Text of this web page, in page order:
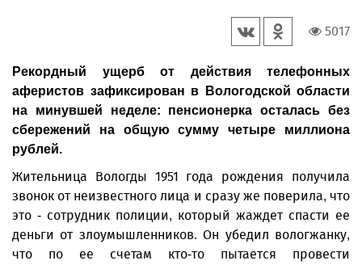
5017
Рекордный ущерб от действия телефонных
аферистов зафиксирован в Вологодской области
на минувшей неделе: пенсионерка осталась без
сбережений на общую сумму четыре миллиона
рублей.
Жительница Вологды 1951 года рождения получила
звонок от неизвестного лица и сразу же поверила, что
это - сотрудник полиции, который жаждет спасти ее
деньги от злоумышленников. Он убедил вологжанку,
что по ее счетам кто-то пытается провести